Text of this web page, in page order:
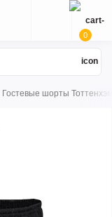
0
Гостевые шорты